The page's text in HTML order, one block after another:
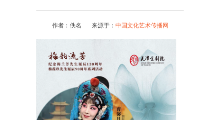
作者：佚名 来源于： 中国文化艺术传播网